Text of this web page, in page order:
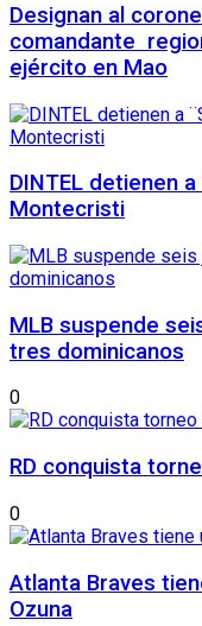
Designan al
comandante
ejército en Mao
DINTEL detienen
Montecristi
MLB suspende
tres dominicanos
0
RD conquista
0
Atlanta Braves
Ozuna